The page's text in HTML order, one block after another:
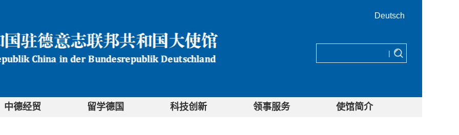
Deutsch
|
中德经贸 留学德国 科技创新 领事服务 使馆简介